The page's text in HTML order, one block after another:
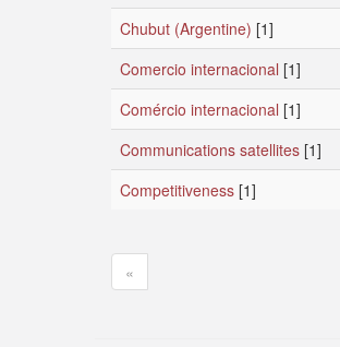
Chubut (Argentine) [1]
Comercio internacional [1]
Comércio internacional [1]
Communications satellites [1]
Competitiveness [1]
«